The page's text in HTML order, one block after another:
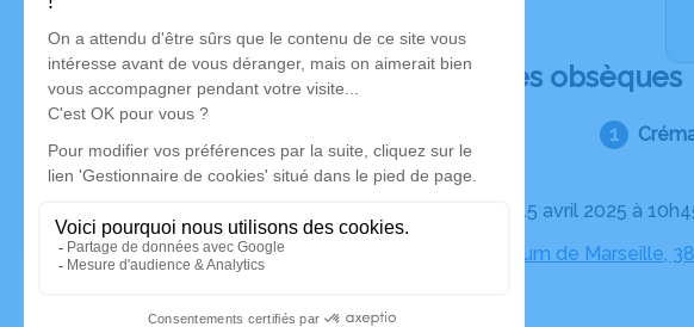
Déroulé des obsèques
Le mardi 15 avril 2025 à
Crématorium de Marseille,